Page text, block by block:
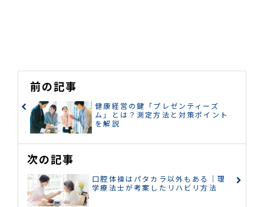
前の記事
健康経営の鍵「プレゼンティーズ
ム」とは？測定方法と対策ポイント
を解説
次の記事
口腔体操はパタカラ以外もある｜理
学療法士が考案したリハビリ方法